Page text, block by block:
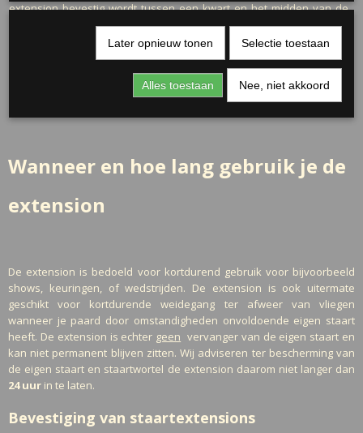
extension bevestig wordt tussen een kwart en het midden van de
staartwortel. Vervolgens meet je de lengte die je graag wenst vanaf
de staartwortel erbij op. De extension kun je altijd nadat deze is
bevestigd op maat bijknippen. Een iets langere extension kiezen is
Wanneer en hoe lang gebruik je de
extension
De extension is bedoeld voor kortdurend gebruik voor bijvoorbeeld
shows, keuringen, of wedstrijden. De extension is ook uitermate
geschikt voor kortdurende weidegang ter afweer van vliegen
wanneer je paard door omstandigheden onvoldoende eigen staart
heeft. De extension is echter geen vervanger van de eigen staart en
kan niet permanent blijven zitten. Wij adviseren ter bescherming van
de eigen staart en staartwortel de extension daarom niet langer dan
24 uur in te laten.
Bevestiging van staartextensions
Later opnieuw tonen Selectie toestaan
Alles toestaan Nee, niet akkoord